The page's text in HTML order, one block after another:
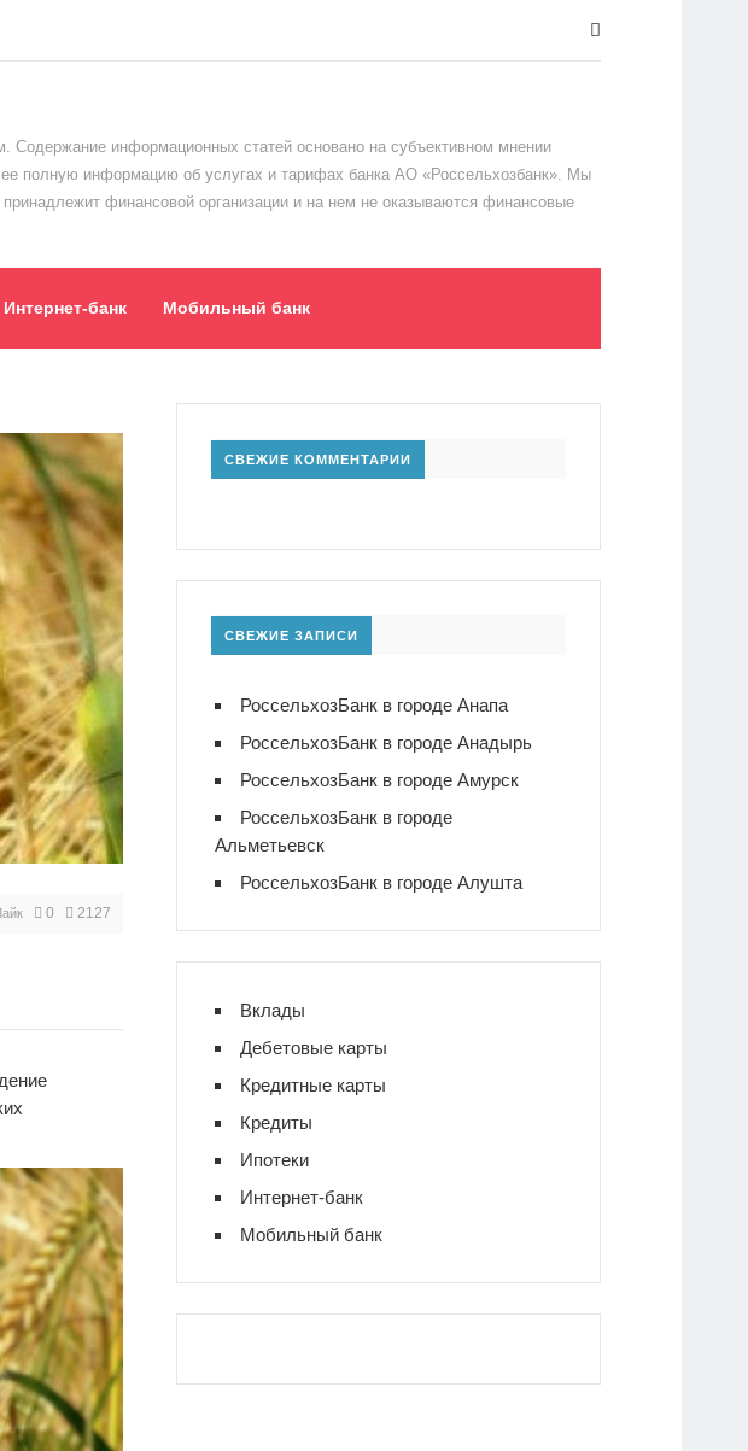
информационных статей основано на субъективном мнении
полную информацию об услугах и тарифах банка АО «Россельхозбанк». Мы
финансовой организации и на нем не оказываются финансовые
Интернет-банк Мобильный банк
0 2127
СВЕЖИЕ КОММЕНТАРИИ
СВЕЖИЕ ЗАПИСИ
РоссельхозБанк в городе Анапа
РоссельхозБанк в городе Анадырь
РоссельхозБанк в городе Амурск
РоссельхозБанк в городе
Альметьевск
РоссельхозБанк в городе Алушта
Вклады
Дебетовые карты
Кредитные карты
Кредиты
Ипотеки
Интернет-банк
Мобильный банк